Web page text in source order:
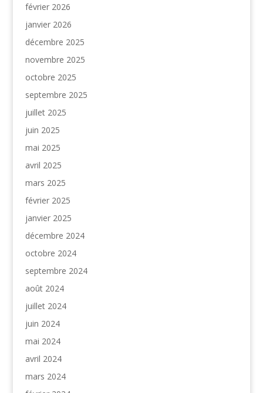
février 2026
janvier 2026
décembre 2025
novembre 2025
octobre 2025
septembre 2025
juillet 2025
juin 2025
mai 2025
avril 2025
mars 2025
février 2025
janvier 2025
décembre 2024
octobre 2024
septembre 2024
août 2024
juillet 2024
juin 2024
mai 2024
avril 2024
mars 2024